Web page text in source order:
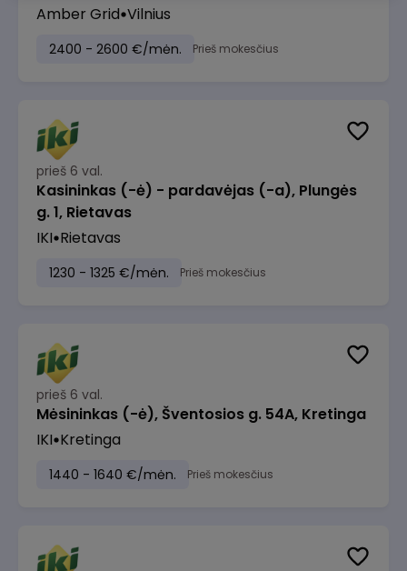
Amber Grid Vilnius
2400 - 2600 €/mėn. Prieš mokesčius
prieš 6 val.
Kasininkas (-ė) - pardavėjas (-a), Plungės
g. 1, Rietavas
IKI Rietavas
1230 - 1325 €/mėn. Prieš mokesčius
prieš 6 val.
Mėsininkas (-ė), Šventosios g. 54A, Kretinga
IKI Kretinga
1440 - 1640 €/mėn. Prieš mokesčius